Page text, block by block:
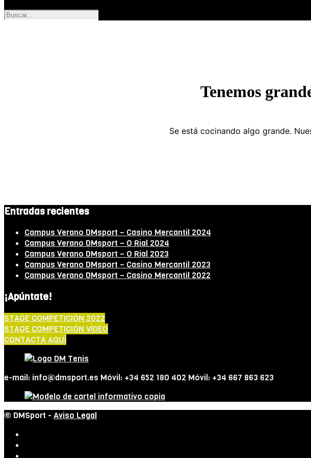
Tenemos
Se está cocinando algo grande.
Entradas recientes
Campus Verano DMsport – Casino Mercantil 2024
Campus Verano DMsport – O Rial 2024
Campus Verano DMsport – O Rial 2023
Campus Verano DMsport – Casino Mercantil 2023
Campus Verano DMsport – Casino Mercantil 2022
¡Apúntate!
STAGE COMPETICIÓN 2022
STAGE COMPETICIÓN VÍDEO
CONTACTA AQUÍ
e-mail: info@dmsport.es Móvil: +34 652 180 402 Móvil: +34 667 863 623
© DMSport - Aviso Legal